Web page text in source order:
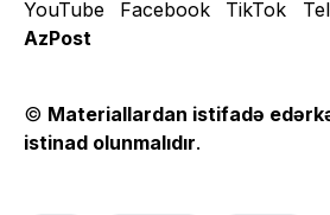
AzPost
© Materiallardan istifadə
istinad olunmalıdır.